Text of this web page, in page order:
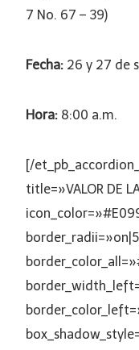
7 No. 67 – 39)
Fecha: 26 y 27 de
Hora: 8:00 a.m.
[/
title=»VALOR DE